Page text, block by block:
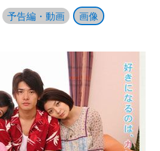
予告編・動画 画像